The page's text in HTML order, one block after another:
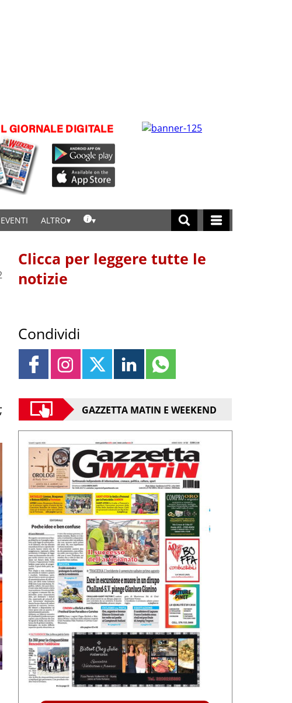
ALTRO
Clicca per leggere tutte le
notizie
Condividi
GAZZETTA MATIN E WEEKEND